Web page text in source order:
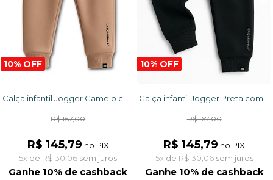
10% OFF
R$ 167,00
R$ 145,79 no PIX
5x de R$ 30,06 sem juros
Ganhe 10% de cashback
10% OFF
R$ 167,00
R$ 145,79 no PIX
5x de R$ 30,06sem juros
Ganhe 10% de cashback